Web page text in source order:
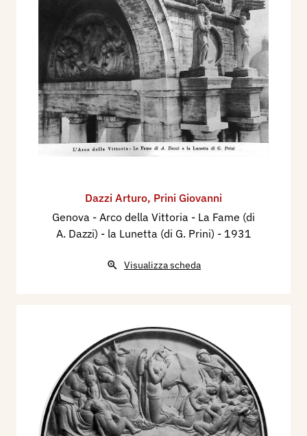
Dazzi Arturo, Prini Giovanni
Genova - Arco della Vittoria - La Fame (di
A. Dazzi) - la Lunetta (di G. Prini) - 1931
Visualizza scheda